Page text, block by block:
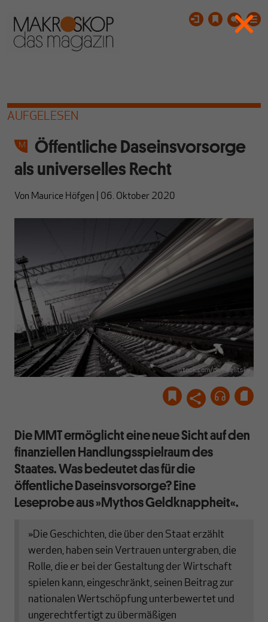
AUFGELESEN
Öffentliche Daseinsvorsorge
als universelles Recht
Von Maurice Höfgen 06. Oktober 2020
istock.com/den-belitsky
Die MMT ermöglicht eine neue Sicht auf den
finanziellen Handlungsspielraum des
Staates. Was bedeutet das für die
öffentliche Daseinsvorsorge? Eine
Leseprobe aus »Mythos Geldknappheit«.
»Die Geschichten, die über den Staat erzählt
werden, haben sein Vertrauen untergraben, die
Rolle, die er bei der Gestaltung der Wirtschaft
spielen kann, eingeschränkt, seinen Beitrag zur
nationalen Wertschöpfung unterbewertet und
ungerechtfertigt zu übermäßigen